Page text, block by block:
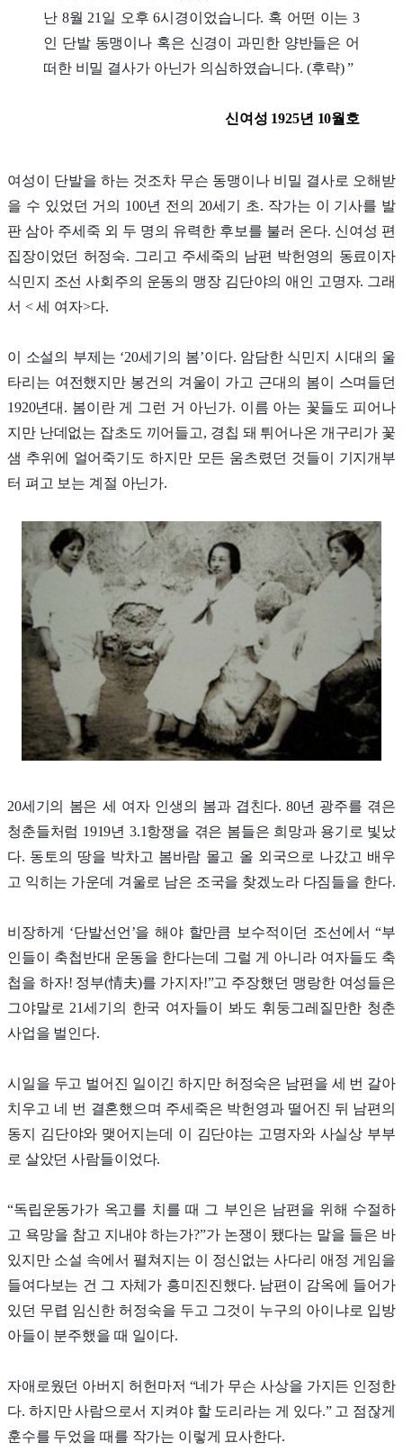
난 8월 21일 오후 6시경이었습니다. 혹 어떤 이는 3
인 단발 동맹이나 혹은 신경이 과민한 양반들은 어
떠한 비밀 결사가 아닌가 의심하였습니다. (후략) ”
신여성 1925년 10월호
여성이 단발을 하는 것조차 무슨 동맹이나 비밀 결사로 오해받
을 수 있었던 거의 100년 전의 20세기 초. 작가는 이 기사를 발
판 삼아 주세죽 외 두 명의 유력한 후보를 불러 온다. 신여성 편
집장이었던 허정숙. 그리고 주세죽의 남편 박헌영의 동료이자
식민지 조선 사회주의 운동의 맹장 김단야의 애인 고명자. 그래
서 < 세 여자>다.
이 소설의 부제는 ‘20세기의 봄’이다. 암담한 식민지 시대의 울
타리는 여전했지만 봉건의 겨울이 가고 근대의 봄이 스며들던
1920년대. 봄이란 게 그런 거 아닌가. 이름 아는 꽃들도 피어나
지만 난데없는 잡초도 끼어들고, 경칩 돼 튀어나온 개구리가 꽃
샘 추위에 얼어죽기도 하지만 모든 움츠렸던 것들이 기지개부
터 펴고 보는 계절 아닌가.
20세기의 봄은 세 여자 인생의 봄과 겹친다. 80년 광주를 겪은
청춘들처럼 1919년 3.1항쟁을 겪은 봄들은 희망과 용기로 빛났
다. 동토의 땅을 박차고 봄바람 몰고 올 외국으로 나갔고 배우
고 익히는 가운데 겨울로 남은 조국을 찾겠노라 다짐들을 한다.
비장하게 ‘단발선언’을 해야 할만큼 보수적이던 조선에서 “부
인들이 축첩반대 운동을 한다는데 그럴 게 아니라 여자들도 축
첩을 하자! 정부(情夫)를 가지자!”고 주장했던 맹랑한 여성들은
그야말로 21세기의 한국 여자들이 봐도 휘둥그레질만한 청춘
사업을 벌인다.
시일을 두고 벌어진 일이긴 하지만 허정숙은 남편을 세 번 갈아
치우고 네 번 결혼했으며 주세죽은 박헌영과 떨어진 뒤 남편의
동지 김단야와 맺어지는데 이 김단야는 고명자와 사실상 부부
로 살았던 사람들이었다.
“독립운동가가 옥고를 치를 때 그 부인은 남편을 위해 수절하
고 욕망을 참고 지내야 하는가?”가 논쟁이 됐다는 말을 들은 바
있지만 소설 속에서 펼쳐지는 이 정신없는 사다리 애정 게임을
들여다보는 건 그 자체가 흥미진진했다. 남편이 감옥에 들어가
있던 무렵 임신한 허정숙을 두고 그것이 누구의 아이냐로 입방
아들이 분주했을 때 일이다.
자애로웠던 아버지 허헌마저 “네가 무슨 사상을 가지든 인정한
다. 하지만 사람으로서 지켜야 할 도리라는 게 있다.” 고 점잖게
훈수를 두었을 때를 작가는 이렇게 묘사한다.